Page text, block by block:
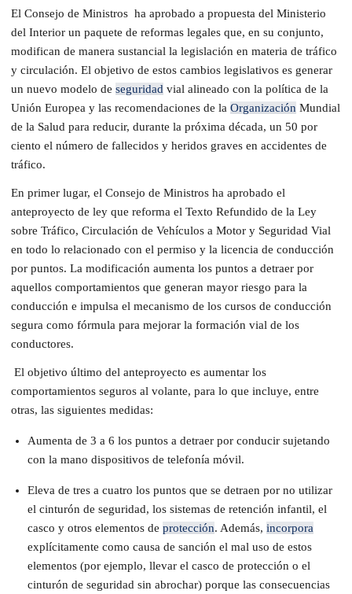
El Consejo de Ministros ha aprobado a propuesta del Ministerio
del Interior un paquete de reformas legales que, en su conjunto,
modifican de manera sustancial la legislación en materia de tráfico
y circulación. El objetivo de estos cambios legislativos es generar
un nuevo modelo de seguridad vial alineado con la política de la
Unión Europea y las recomendaciones de la Organización Mundial
de la Salud para reducir, durante la próxima década, un 50 por
ciento el número de fallecidos y heridos graves en accidentes de
tráfico.
En primer lugar, el Consejo de Ministros ha aprobado el
anteproyecto de ley que reforma el Texto Refundido de la Ley
sobre Tráfico, Circulación de Vehículos a Motor y Seguridad Vial
en todo lo relacionado con el permiso y la licencia de conducción
por puntos. La modificación aumenta los puntos a detraer por
aquellos comportamientos que generan mayor riesgo para la
conducción e impulsa el mecanismo de los cursos de conducción
segura como fórmula para mejorar la formación vial de los
conductores.
El objetivo último del anteproyecto es aumentar los
comportamientos seguros al volante, para lo que incluye, entre
otras, las siguientes medidas:
Aumenta de 3 a 6 los puntos a detraer por conducir sujetando
con la mano dispositivos de telefonía móvil.
Eleva de tres a cuatro los puntos que se detraen por no utilizar
el cinturón de seguridad, los sistemas de retención infantil, el
casco y otros elementos de protección. Además, incorpora
explícitamente como causa de sanción el mal uso de estos
elementos (por ejemplo, llevar el casco de protección o el
cinturón de seguridad sin abrochar) porque las consecuencias